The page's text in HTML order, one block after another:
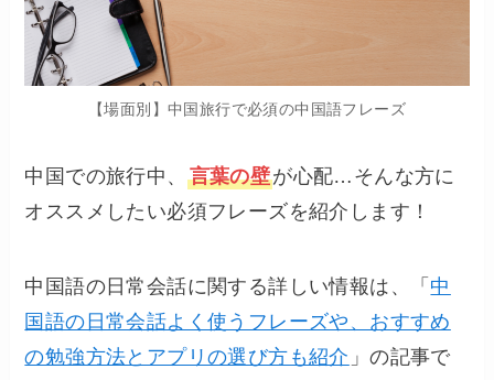
【場面別】中国旅行で必須の中国語フレーズ
中国での旅行中、 言葉の壁が心配…そんな方に
オススメしたい必須フレーズを紹介します！
中国語の日常会話に関する詳しい情報は、「 中
国語の日常会話よく使うフレーズや、おすすめ
の勉強方法とアプリの選び方も紹介 」の記事で